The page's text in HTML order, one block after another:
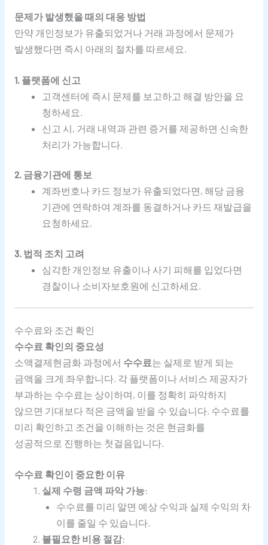
문제가 발생했을 때의 대응 방법
만약 개인정보가 유출되었거나 거래 과정에서 문제가
발생했다면 즉시 아래의 절차를 따르세요.
1. 플랫폼에 신고
고객센터에 즉시 문제를 보고하고 해결 방안을 요
청하세요.
신고 시, 거래 내역과 관련 증거를 제공하면 신속한
처리가 가능합니다.
2. 금융기관에 통보
계좌번호나 카드 정보가 유출되었다면, 해당 금융
기관에 연락하여 계좌를 동결하거나 카드 재발급을
요청하세요.
3. 법적 조치 고려
심각한 개인정보 유출이나 사기 피해를 입었다면
경찰이나 소비자보호원에 신고하세요.
수수료와 조건 확인
수수료 확인의 중요성
소액결제현금화 과정에서 수수료는 실제로 받게 되는
금액을 크게 좌우합니다. 각 플랫폼이나 서비스 제공자가
부과하는 수수료는 상이하며, 이를 정확히 파악하지
않으면 기대보다 적은 금액을 받을 수 있습니다. 수수료를
미리 확인하고 조건을 이해하는 것은 현금화를
성공적으로 진행하는 첫걸음입니다.
수수료 확인이 중요한 이유
실제 수령 금액 파악 가능:
수수료를 미리 알면 예상 수익과 실제 수익의 차
이를 줄일 수 있습니다.
불필요한 비용 절감: